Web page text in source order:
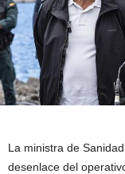
La ministra de
desenlace del